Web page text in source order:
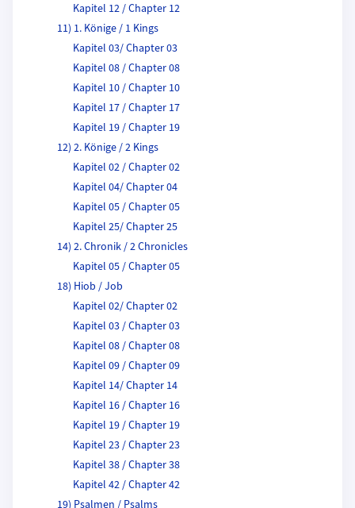
Kapitel 12 / Chapter 12
11) 1. Könige / 1 Kings
Kapitel 03/ Chapter 03
Kapitel 08 / Chapter 08
Kapitel 10 / Chapter 10
Kapitel 17 / Chapter 17
Kapitel 19 / Chapter 19
12) 2. Könige / 2 Kings
Kapitel 02 / Chapter 02
Kapitel 04/ Chapter 04
Kapitel 05 / Chapter 05
Kapitel 25/ Chapter 25
14) 2. Chronik / 2 Chronicles
Kapitel 05 / Chapter 05
18) Hiob / Job
Kapitel 02/ Chapter 02
Kapitel 03 / Chapter 03
Kapitel 08 / Chapter 08
Kapitel 09 / Chapter 09
Kapitel 14/ Chapter 14
Kapitel 16 / Chapter 16
Kapitel 19 / Chapter 19
Kapitel 23 / Chapter 23
Kapitel 38 / Chapter 38
Kapitel 42 / Chapter 42
19) Psalmen / Psalms